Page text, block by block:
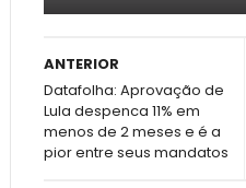
ANTERIOR
Datafolha: Aprovação de
Lula despenca 11% em
menos de 2 meses e é a
pior entre seus mandatos